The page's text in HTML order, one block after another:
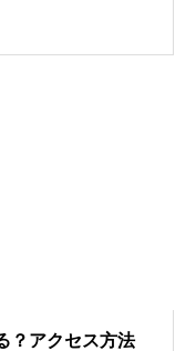
？アクセス方法